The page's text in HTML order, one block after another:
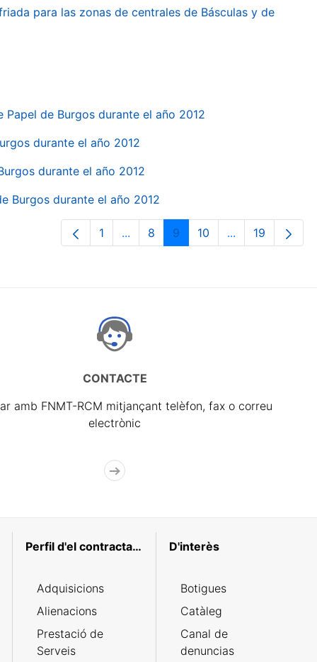
para las zonas de centrales de Básculas y de
de Burgos durante el año 2012
durante el año 2012
durante el año 2012
Burgos durante el año 2012
Pàgina
1 ...Pàgines intermèdies Utilitzeu TAB
Pàgina
8 Pàgina
9 Pàgina
10 ...PàginesPàgina
19
CONTACTE
amb FNMT-RCM mitjançant telèfon, fax o correu
electrònic
Perfil d'el contractant
Adquisicions
Alienacions
Prestació de
Serveis
D'interès
Botigues
Catàleg
Canal de
denuncias